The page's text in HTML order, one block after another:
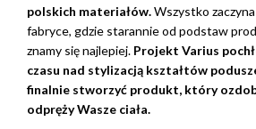
polskich materiałów.Wszystko
fabryce, gdzie starannie od podstaw
znamy się najlepiej. Projekt Varius
czasu nad stylizacją kształtów
finalnie stworzyć produkt, który
odpręży Wasze ciała.